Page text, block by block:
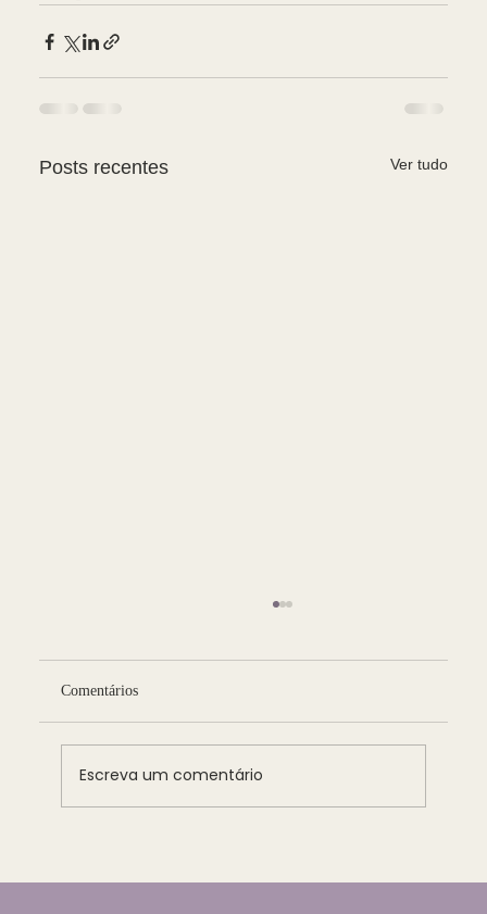
Posts recentes Ver tudo
integrativa e preventiva?
Comentários
Escreva um comentário